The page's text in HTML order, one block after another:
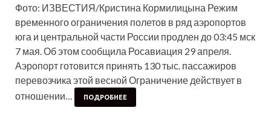
Фото: ИЗВЕСТИЯ/Кристина Кормилицына Режим
временного ограничения полетов в ряд аэропортов
юга и центральной части России продлен до 03:45 мск
7 мая. Об этом сообщила Росавиация 29 апреля.
Аэропорт готовится принять 130 тыс. пассажиров
перевозчика этой весной Ограничение действует в
отношении…
ПОДРОБНЕЕ